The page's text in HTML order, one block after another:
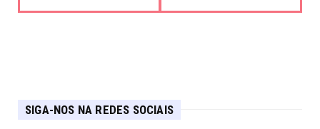
SIGA-NOS NA REDES SOCIAIS